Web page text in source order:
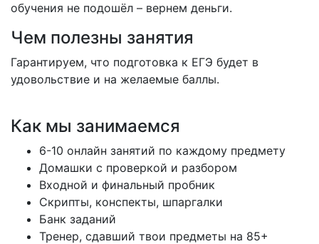
обучения не подошёл – вернем деньги.
Чем полезны занятия
Гарантируем, что подготовка к ЕГЭ будет в
удовольствие и на желаемые баллы.
Как мы занимаемся
6-10 онлайн занятий по каждому предмету
Домашки с проверкой и разбором
Входной и финальный пробник
Скрипты, конспекты, шпаргалки
Банк заданий
Тренер, сдавший твои предметы на 85+